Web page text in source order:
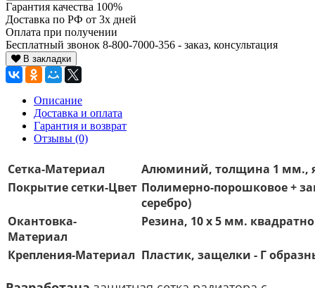
Гарантия качества 100%
Доставка по РФ от 3х дней
Оплата при получении
Бесплатный звонок 8-800-7000-356 - заказ, консультация
В закладки
Описание
Доставка и оплата
Гарантия и возврат
Отзывы (0)
Сетка-Материал
Алюминий, толщина 1 мм.,
Покрытие сетки-Цвет Полимерно-порошковое +
серебро)
Окантовка-
Материал
Резина, 10 х 5 мм.
Крепления-Материал Пластик, защелки - Г